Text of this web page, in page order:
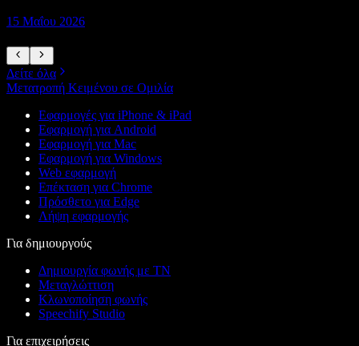
15 Μαΐου 2026
Δείτε όλα
Μετατροπή Κειμένου σε Ομιλία
Εφαρμογές για iPhone & iPad
Εφαρμογή για Android
Εφαρμογή για Mac
Εφαρμογή για Windows
Web εφαρμογή
Επέκταση για Chrome
Πρόσθετο για Edge
Λήψη εφαρμογής
Για δημιουργούς
Δημιουργία φωνής με ΤΝ
Μεταγλώττιση
Κλωνοποίηση φωνής
Speechify Studio
Για επιχειρήσεις